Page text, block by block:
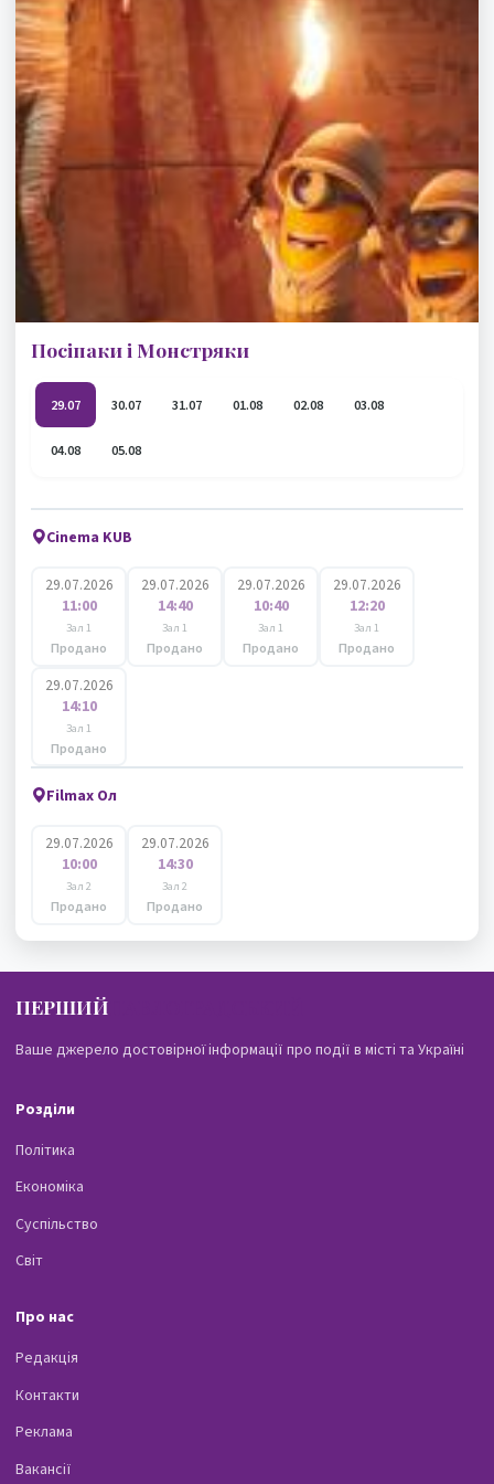
Посіпаки і Монстряки
29.07 30.07 31.07 01.08 02.08 03.08
04.08 05.08
Cinema KUB
29.07.2026
11:00
Зал 1
Продано
29.07.2026
14:40
Зал 1
Продано
29.07.2026
10:40
Зал 1
Продано
29.07.2026
12:20
Зал 1
Продано
29.07.2026
14:10
Зал 1
Продано
Filmax Ол
29.07.2026
10:00
Зал 2
Продано
29.07.2026
14:30
Зал 2
Продано
ПЕРШИЙ
Ваше джерело достовірної інформації про події в місті та Україні
Розділи
Політика
Економіка
Суспільство
Світ
Про нас
Редакція
Контакти
Реклама
Вакансії